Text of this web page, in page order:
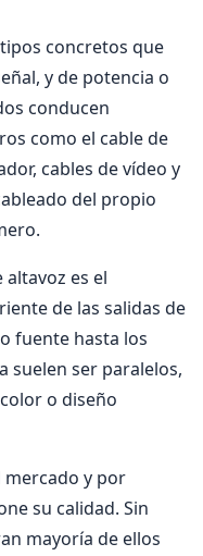
concretos que
y de potencia o
conducen
como el cable de
cables de vídeo y
del propio
altavoz es el
de las salidas de
fuente hasta los
suelen ser paralelos,
o diseño
mercado y por
su calidad. Sin
mayoría de ellos